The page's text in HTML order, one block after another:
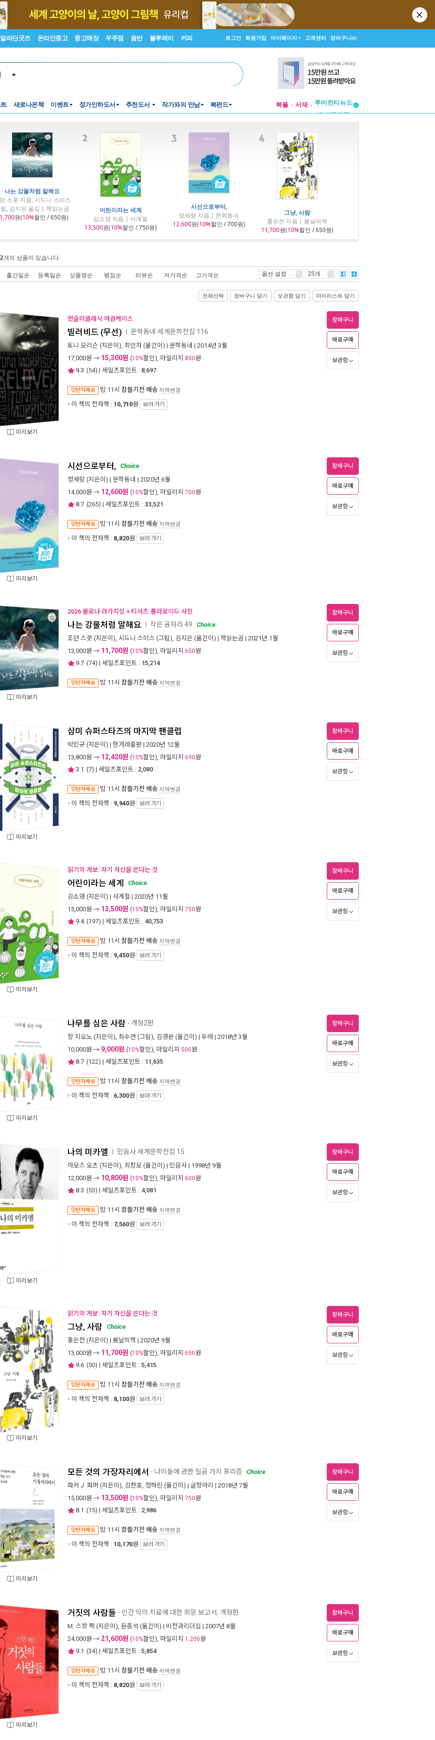
알라딘굿즈 온라인중고 중고매장 우주점 음반 블루레이 커피 로그인 회원가입 마이페이지 고객센터 장바구니(0)
새로나온책 이벤트 정가인하도서 추천도서 작가와의 만남 북펀드 북플 서재
창작플랫폼
나는 강물처럼 말해요
스콧 지음, 시드니 스미스
, 김지은 옮김 | 책읽는곰
원(10%할인 / 650원)
어린이라는 세계
김소영 지음 | 사계절
13,500원(10%할인 / 750원)
시선으로부터,
정세랑 지음 | 문학동네
12,600원(10%할인 / 700원)
그냥, 사람
홍은전 지음 | 봄날의책
11,700원(10%할인 / 650원)
개의 상품이 있습니다.
출간일순 등록일순 상품명순 평점순 리뷰순 저가격순 고가격순 옵션 설정 25개
전체선택 장바구니 담기 보관함 담기 마이리스트 담기
미리보기
먼슬리클래식 여권케이스
빌러비드 (무선) 문학동네 세계문학전집 116
토니 모리슨 (지은이), 최인자 (옮긴이) | 문학동네 | 2014년 3월
17,000원 → 15,300원 (10%할인), 마일리지 850원
9.3 (54) | 세일즈포인트 : 8,697
양탄자배송 밤 11시 잠들기전 배송 지역변경
이 책의 전자책 : 10,710원 보러 가기
장바구니
바로구매
보관함
미리보기
시선으로부터,
Choice
정세랑 (지은이) | 문학동네 | 2020년 6월
14,000원 → 12,600원 (10%할인), 마일리지 700원
8.7 (265) | 세일즈포인트 : 33,521
양탄자배송 밤 11시 잠들기전 배송 지역변경
이 책의 전자책 : 8,820원 보러 가기
장바구니
바로구매
보관함
미리보기
2026 볼로냐 라가치상 + 티셔츠.폴라로이드 사진
나는 강물처럼 말해요 작은 곰자리 49
Choice
조던 스콧 (지은이), 시드니 스미스 (그림), 김지은 (옮긴이) | 책읽는곰 | 2021년 1월
13,000원 → 11,700원 (10%할인), 마일리지 650원
9.7 (74) | 세일즈포인트 : 15,214
양탄자배송 밤 11시 잠들기전 배송 지역변경
장바구니
바로구매
보관함
미리보기
삼미 슈퍼스타즈의 마지막 팬클럽
박민규 (지은이) | 한겨레출판 | 2020년 12월
13,800원 → 12,420원 (10%할인), 마일리지 690원
3.1 (7) | 세일즈포인트 : 2,080
양탄자배송 밤 11시 잠들기전 배송 지역변경
이 책의 전자책 : 9,940원 보러 가기
장바구니
바로구매
보관함
미리보기
읽기의 계보: 자기 자신을 쓴다는 것
어린이라는 세계
Choice
김소영 (지은이) | 사계절 | 2020년 11월
15,000원 → 13,500원 (10%할인), 마일리지 750원
9.4 (197) | 세일즈포인트 : 40,753
양탄자배송 밤 11시 잠들기전 배송 지역변경
이 책의 전자책 : 9,450원 보러 가기
장바구니
바로구매
보관함
미리보기
나무를 심은 사람 - 개정2판
장 지오노 (지은이), 최수연 (그림), 김경온 (옮긴이) | 두레 | 2018년 3월
10,000원 → 9,000원 (10%할인), 마일리지 500원
8.7 (122) | 세일즈포인트 : 11,635
양탄자배송 밤 11시 잠들기전 배송 지역변경
이 책의 전자책 : 6,300원 보러 가기
장바구니
바로구매
보관함
미리보기
나의 미카엘 민음사 세계문학전집 15
아모스 오즈 (지은이), 최창모 (옮긴이) | 민음사 | 1998년 9월
12,000원 → 10,800원 (10%할인), 마일리지 600원
8.3 (53) | 세일즈포인트 : 4,081
양탄자배송 밤 11시 잠들기전 배송 지역변경
이 책의 전자책 : 7,560원 보러 가기
장바구니
바로구매
보관함
미리보기
읽기의 계보: 자기 자신을 쓴다는 것
그냥, 사람
Choice
홍은전 (지은이) | 봄날의책 | 2020년 9월
13,000원 → 11,700원 (10%할인), 마일리지 650원
9.6 (50) | 세일즈포인트 : 5,415
양탄자배송 밤 11시 잠들기전 배송 지역변경
이 책의 전자책 : 8,100원 보러 가기
장바구니
바로구매
보관함
미리보기
모든 것의 가장자리에서 - 나이듦에 관한 일곱 가지 프리즘
Choice
파커 J. 파머 (지은이), 김찬호, 정하린 (옮긴이) | 글항아리 | 2018년 7월
15,000원 → 13,500원 (10%할인), 마일리지 750원
8.1 (15) | 세일즈포인트 : 2,986
양탄자배송 밤 11시 잠들기전 배송 지역변경
이 책의 전자책 : 10,170원 보러 가기
장바구니
바로구매
보관함
미리보기
거짓의 사람들 - 인간 악의 치료에 대한 희망 보고서, 개정판
M. 스캇 펙 (지은이), 윤종석 (옮긴이) | 비전과리더십 | 2007년 8월
24,000원 → 21,600원 (10%할인), 마일리지 1,200원
9.1 (34) | 세일즈포인트 : 5,854
양탄자배송 밤 11시 잠들기전 배송 지역변경
이 책의 전자책 : 8,820원 보러 가기
장바구니
바로구매
보관함